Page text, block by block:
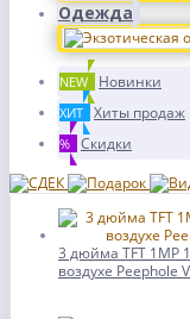
Одежда
NEW Новинки
ХИТ Хиты продаж
% Скидки
3 дюйма TFT 1MP
воздухе Peephole